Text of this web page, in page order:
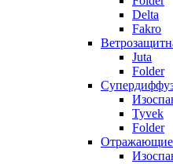
Delta
Fakro
Juta
Folder
Tyvek
Folder
Отражающие